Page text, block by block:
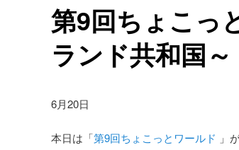
第9回ちょこっ
ランド共和国～
6月20日
本日は「第9回ちょこっとワールド 」